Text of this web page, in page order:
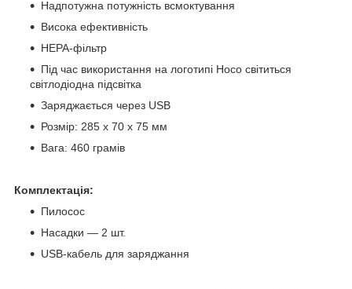
Надпотужна потужність всмоктування
Висока ефективність
HEPA-фільтр
Під час використання на логотипі Hoco світиться
світлодіодна підсвітка
Заряджається через USB
Розмір: 285 х 70 х 75 мм
Вага: 460 грамів
Комплектація:
Пилосос
Насадки — 2 шт.
USB-кабель для заряджання